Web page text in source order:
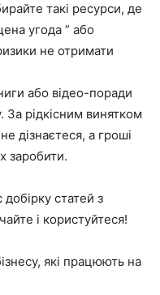
такі ресурси, де
угода ” або
не отримати
або відео-поради
За рідкісним винятком
дізнаєтеся, а гроші
заробити.
статей з
і користуйтеся!
які працюють на